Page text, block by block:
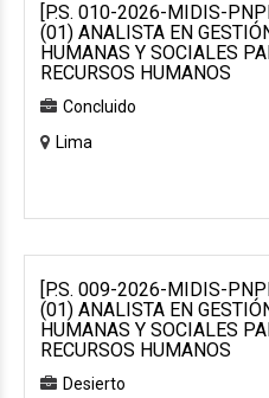
[P.S. 010-2026-MIDIS-
(01) ANALISTA EN
HUMANAS Y SOCIALES
RECURSOS HUMANOS
Concluido
Lima
[P.S. 009-2026-MIDIS-
(01) ANALISTA EN
HUMANAS Y SOCIALES
RECURSOS HUMANOS
Desierto